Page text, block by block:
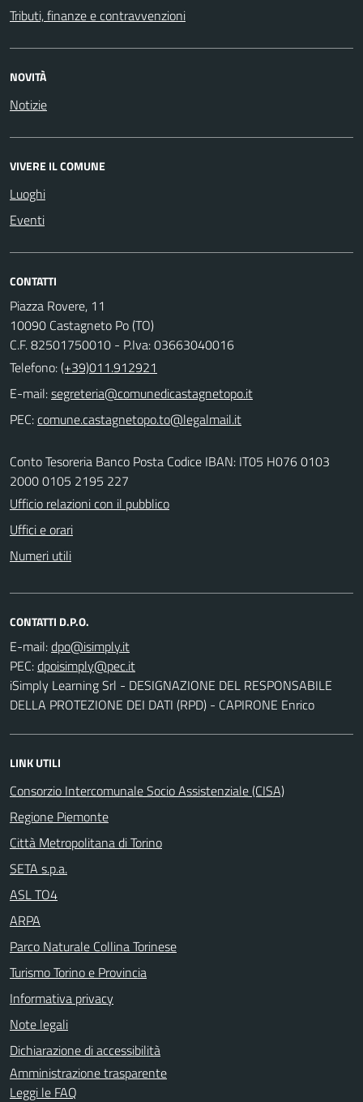
Tributi, finanze e contravvenzioni
NOVITÀ
Notizie
VIVERE IL COMUNE
Luoghi
Eventi
CONTATTI
Piazza Rovere, 11
10090 Castagneto Po (TO)
C.F. 82501750010 - P.Iva: 03663040016
Telefono:(+39)011.912921
E-mail:
PEC:
Conto Tesoreria Banco Posta Codice IBAN: IT05 H076 0103
2000 0105 2195 227
Ufficio relazioni con il pubblico
Uffici e orari
Numeri utili
CONTATTI D.P.O.
E-mail:
PEC:
iSimply Learning Srl - DESIGNAZIONE DEL RESPONSABILE
DELLA PROTEZIONE DEI DATI (RPD) - CAPIRONE Enrico
LINK UTILI
Consorzio Intercomunale Socio Assistenziale (CISA)
Regione Piemonte
Città Metropolitana di Torino
SETA s.p.a.
ASL TO4
ARPA
Parco Naturale Collina Torinese
Turismo Torino e Provincia
Informativa privacy
Note legali
Dichiarazione di accessibilità
Amministrazione trasparente
Leggi le FAQ